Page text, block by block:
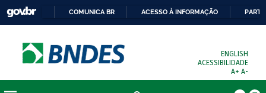
COMUNICA BR ACESSO À INFORMAÇÃO
ENGLISH
ACESSIBILIDADE
A+ A-